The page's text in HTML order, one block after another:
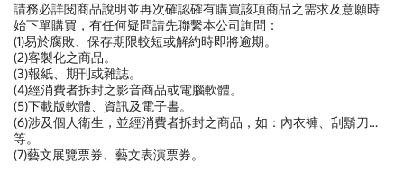
請務必詳閱商品說明並再次確認確有購買該項商品之需求及意願時
始下單購買，有任何疑問請先聯繫本公司詢問：
(1)易於腐敗、保存期限較短或解約時即將逾期。
(2)客製化之商品。
(3)報紙、期刊或雜誌。
(4)經消費者拆封之影音商品或電腦軟體。
(5)下載版軟體、資訊及電子書。
(6)涉及個人衛生，並經消費者拆封之商品，如：內衣褲、刮鬍刀…
等。
(7)藝文展覽票券、藝文表演票券。